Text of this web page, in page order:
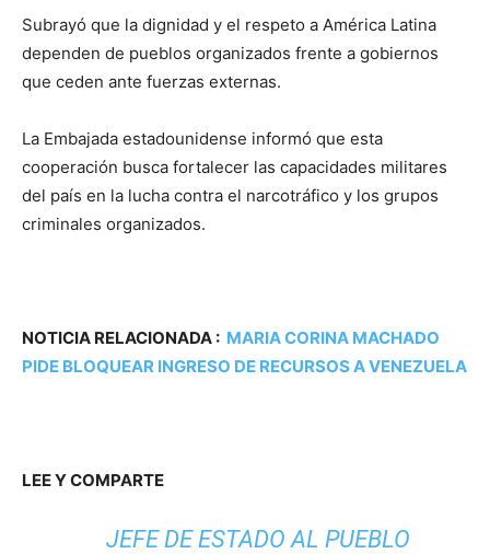
Subrayó que la dignidad y el respeto a América Latina
dependen de pueblos organizados frente a gobiernos
que ceden ante fuerzas externas.
La Embajada estadounidense informó que esta
cooperación busca fortalecer las capacidades militares
del país en la lucha contra el narcotráfico y los grupos
criminales organizados.
NOTICIA RELACIONADA : MARIA CORINA MACHADO
PIDE BLOQUEAR INGRESO DE RECURSOS A VENEZUELA
LEE Y COMPARTE
JEFE DE ESTADO AL PUEBLO